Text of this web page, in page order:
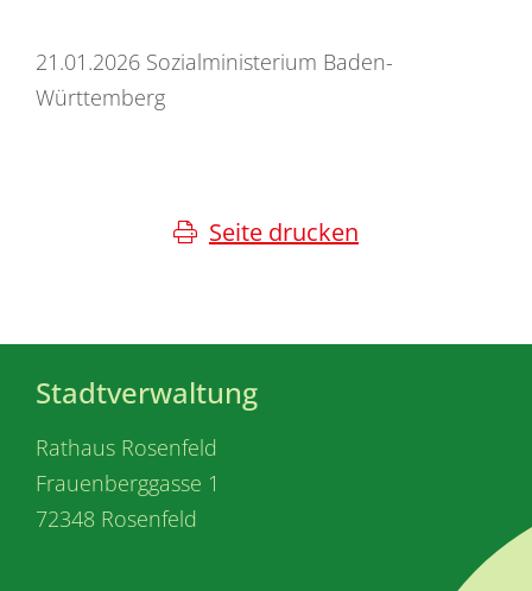
21.01.2026 Sozialministerium Baden-
Württemberg
Seite drucken
Stadtverwaltung
Rathaus Rosenfeld
Frauenberggasse 1
72348 Rosenfeld